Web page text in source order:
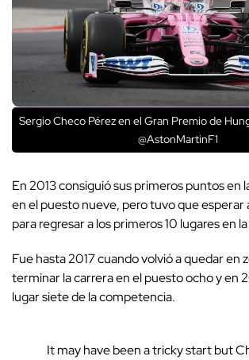
Sergio Checo Pérez en el Gran Premio de
@AstonMartinF1
En 2013 consiguió sus primeros puntos en
en el puesto nueve, pero tuvo que esperar
para regresar a los primeros 10 lugares en
Fue hasta 2017 cuando volvió a quedar en
terminar la carrera en el puesto ocho y en
lugar siete de la competencia.
It may have been a tricky start but